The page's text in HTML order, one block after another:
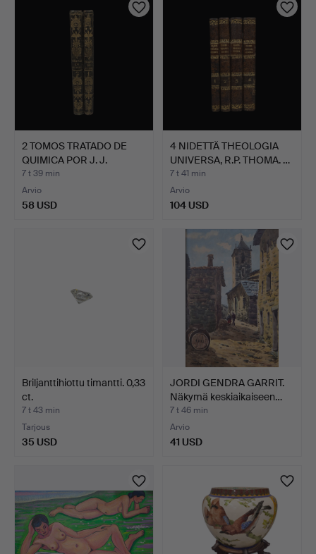
2 TOMOS TRATADO DE
QUIMICA POR J. J.
BERZE…
7 t 39 min
Arvio
58 USD
4 NIDETTÄ THEOLOGIA
UNIVERSA, R.P. THOMA. …
7 t 41 min
Arvio
104 USD
Briljanttihiottu timantti. 0,33
ct.
7 t 43 min
Tarjous
35 USD
JORDI GENDRA GARRIT.
Näkymä keskiaikaiseen…
7 t 46 min
Arvio
41 USD